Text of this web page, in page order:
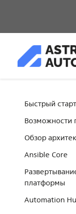
Быстрый старт
Возможности
Обзор
Ansible Core
платформы
Automation